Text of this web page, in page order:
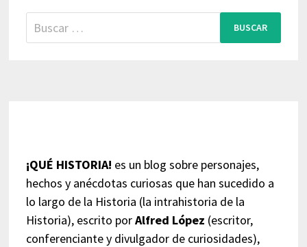
Buscar:
¡QUÉ HISTORIA! es un blog sobre personajes,
hechos y anécdotas curiosas que han sucedido a
lo largo de la Historia (la intrahistoria de la
Historia), escrito porAlfred López (escritor,
conferenciante y divulgador de curiosidades),